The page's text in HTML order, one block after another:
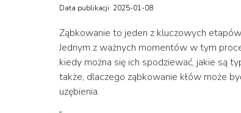
Data publikacji: 2025-01-08
Ząbkowanie to jeden z kluczowych
Jednym z ważnych momentów w tym
kiedy można się ich spodziewać, jakie są
także, dlaczego ząbkowanie kłów może
uzębienia.